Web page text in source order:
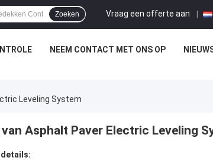
Vraag een offerte aan |
Zoeken
NEEM CONTACT MET ONS OP
Leveling System
Asphalt Paver Electric Leveling